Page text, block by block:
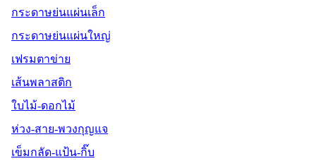
กระดาษย่นแผ่นเล็ก
กระดาษย่นแผ่นใหญ่
เฟรมตาข่าย
เส้นพลาสติก
ใบไม้-ดอกไม้
ห่วง-สาย-พวงกุญแจ
เข็มกลัด-แป้น-กิ๊บ